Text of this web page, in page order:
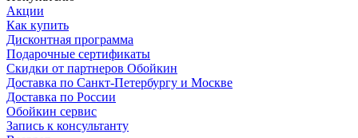
Акции
Как купить
Дисконтная программа
Подарочные сертификаты
Скидки от партнеров Обойкин
Доставка по Санкт-Петербургу и Москве
Доставка по России
Обойкин сервис
Запись к консультанту